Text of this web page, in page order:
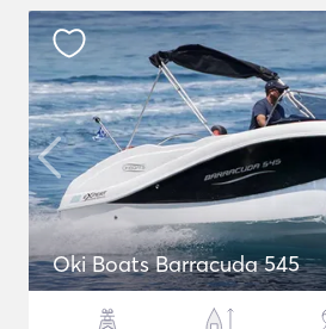
Oki Boats Barracuda 545